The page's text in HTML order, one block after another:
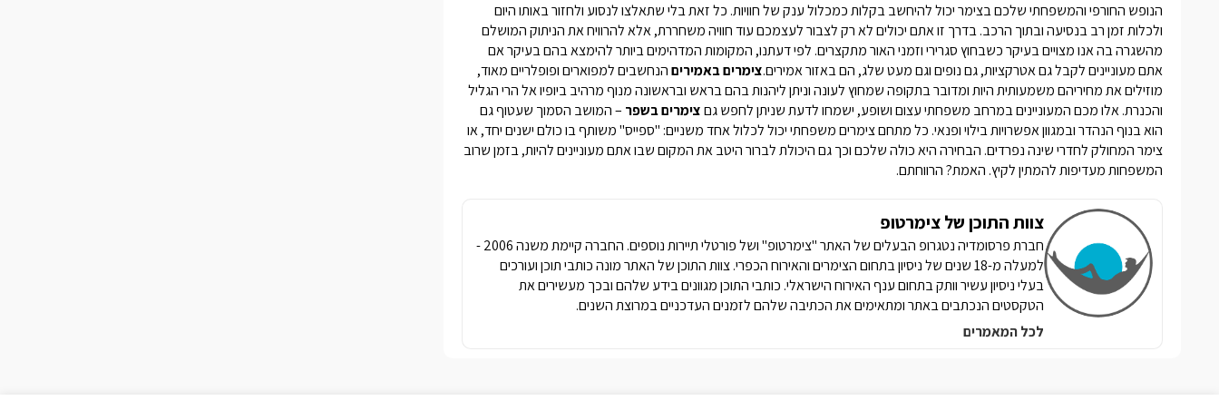
הנופש החורפי והמשפחתי שלכם בצימר יכול להיחשב בקלות כמכלול ענק של חוויות. כל זאת בלי שתאלצו לנסוע ולחזור באותו היום
ולכלות זמן רב בנסיעה ובתוך הרכב. בדרך זו אתם יכולים לא רק לצבור לעצמכם עוד חוויה משחררת, אלא להרוויח את הניתוק המושלם
מהשגרה בה אנו מצויים בעיקר כשבחוץ סגרירי וזמני האור מתקצרים. לפי דעתנו, המקומות המדהימים ביותר להימצא בהם בעיקר אם
אתם מעוניינים לקבל גם אטרקציות, גם נופים וגם מעט שלג, הם באזור אמירים.צימרים באמיריםהנחשבים למפוארים ופופלריים מאוד,
מוזילים את מחיריהם משמעותית היות ומדובר בתקופה שמחוץ לעונה וניתן ליהנות בהם בראש ובראשונה מנוף מרהיב ביופיו אל הרי הגליל
והכנרת. אלו מכם המעוניינים במרחב משפחתי עצום ושופע, ישמחו לדעת שניתן לחפש גםצימרים בשפר –המושב הסמוך שעטוף גם
הוא בנוף הנהדר ובמגוון אפשרויות בילוי ופנאי. כל מתחם צימרים משפחתי יכול לכלול אחד משניים: "ספייס" משותף בו כולם ישנים יחד, או
צימר המחולק לחדרי שינה נפרדים. הבחירה היא כולה שלכם וכך גם היכולת לברור היטב את המקום שבו אתם מעוניינים להיות, בזמן שרוב
המשפחות מעדיפות להמתין לקיץ. האמת? הרווחתם.
צוות התוכן של צימרטופ
חברת פרסומדיה נטגרופ הבעלים של האתר "צימרטופ" ושל פורטלי תיירות נוספים. החברה קיימת משנה 2006 -
למעלה מ-18 שנים של ניסיון בתחום הצימרים והאירוח הכפרי. צוות התוכן של האתר מונה כותבי תוכן ועורכים
בעלי ניסיון עשיר וותק בתחום ענף האירוח הישראלי. כותבי התוכן מגוונים בידע שלהם ובכך מעשירים את
הטקסטים הנכתבים באתר ומתאימים את הכתיבה שלהם לזמנים העדכניים במרוצת השנים.
לכל המאמרים